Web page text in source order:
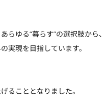
らゆる“暮らす”の選択肢から、
実現を目指しています。
ることとなりました。